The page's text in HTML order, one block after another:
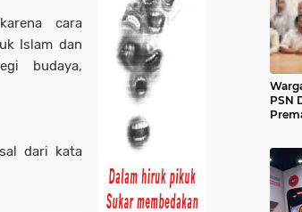
cara
Islam dan
budaya,
dari kata
PSN